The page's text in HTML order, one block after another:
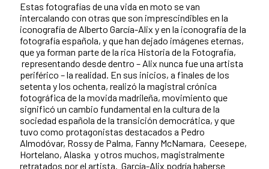
Estas fotografías de una vida en moto se van
intercalando con otras que son imprescindibles en la
iconografía de Alberto García-Alix y en la iconografía de la
fotografía española, y que han dejado imágenes eternas,
que ya forman parte de la rica Historia de la Fotografía,
representando desde dentro – Alix nunca fue una artista
periférico – la realidad. En sus inicios, a finales de los
setenta y los ochenta, realizó la magistral crónica
fotográfica de la movida madrileña, movimiento que
significó un cambio fundamental en la cultura de la
sociedad española de la transición democrática, y que
tuvo como protagonistas destacados a Pedro
Almodóvar, Rossy de Palma, Fanny McNamara, Ceesepe,
Hortelano, Alaska y otros muchos, magistralmente
retratados por el artista. García-Alix podría haberse